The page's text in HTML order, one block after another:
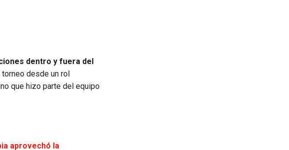
dentro y fuera del
desde un rol
que hizo parte del equipo
aprovechó la